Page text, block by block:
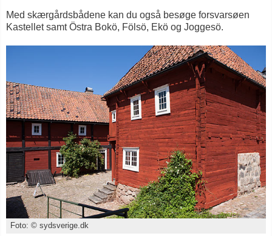
Med skærgårdsbådene kan du også besøge forsvarsøen
Kastellet samt Östra Bokö, Fölsö, Ekö og Joggesö.
Foto: © sydsverige.dk